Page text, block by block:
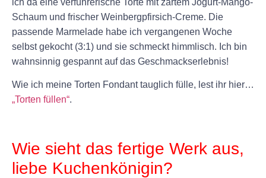
Schaum und frischer Weinbergpfirsich-Creme. Die
passende Marmelade habe ich vergangenen Woche
selbst gekocht (3:1) und sie schmeckt himmlisch. Ich bin
wahnsinnig gespannt auf das Geschmackserlebnis!
Wie ich meine Torten Fondant tauglich fülle, lest ihr hier…
„Torten füllen“.
Wie sieht das fertige Werk aus,
liebe Kuchenkönigin?